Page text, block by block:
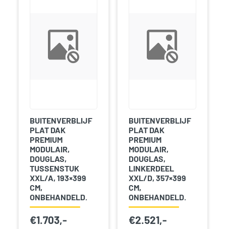
BUITENVERBLIJF
PLAT DAK
PREMIUM
MODULAIR,
DOUGLAS,
TUSSENSTUK
XXL/A, 193×399
CM,
ONBEHANDELD.
€1.703,-
BUITENVERBLIJF
PLAT DAK
PREMIUM
MODULAIR,
DOUGLAS,
LINKERDEEL
XXL/D, 357×399
CM,
ONBEHANDELD.
€2.521,-